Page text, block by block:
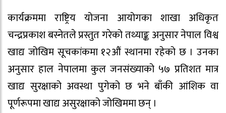
कार्यक्रममा राष्ट्रिय योजना आयोगका शाखा अधिकृत
चन्द्रप्रकाश बस्नेतले प्रस्तुत गरेको तथ्याङ्क अनुसार नेपाल विश्व
खाद्य जोखिम सूचकांकमा १२औं स्थानमा रहेको छ । उनका
अनुसार हाल नेपालमा कुल जनसंख्याको ५७ प्रतिशत मात्र
खाद्य सुरक्षाको अवस्था पुगेको छ भने बाँकी आंशिक वा
पूर्णरूपमा खाद्य असुरक्षाको जोखिममा छन् ।